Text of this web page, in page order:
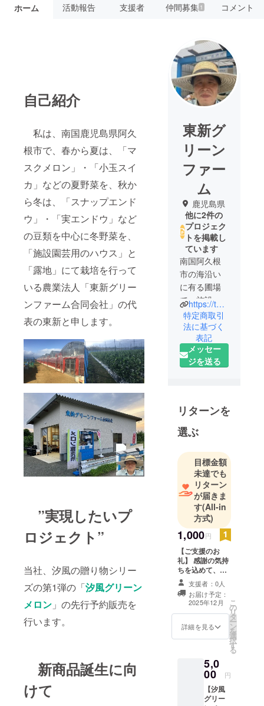
ホーム 活動報告 支援者 仲間募集 1 コメント
自己紹介
私は、南国鹿児島県阿久
根市で、春から夏は、「マ
スクメロン」・「小玉スイ
カ」などの夏野菜を、秋か
ら冬は、「スナップエンド
ウ」・「実エンドウ」など
の豆類を中心に冬野菜を、
「施設園芸用のハウス」と
「露地」にて栽培を行って
いる農業法人「東新グリー
ンファーム合同会社」の代
表の東新と申します。
”実現したいプ
ロジェクト”
当社、汐風の贈り物シリー
ズの第1弾の「汐風グリーン
メロン 」の先行予約販売を
行います。
新商品誕生に向
けて
東新グ
リーン
ファー
ム
鹿児島県
他に2件の
プロジェク
トを掲載し
ています
南国阿久根
市の海沿い
に有る圃場
で、施設園
芸用ハウス
では、夏は
「メロン・
スイカ」
他、冬は
実エンド
ウ」他を、
露地では、
ウ・カボ
チャ・ニン
ニク・オク
ラ」他の野
菜を栽培し
ている、農
業法人で
す。
https://tgf0177.stars.ne.jp/
特定商取引
法に基づく
表記
メッセー
ジを送る
リターンを
選ぶ
目標金額
未達でも
リターン
が届きま
す(All-in
方式)
1,000円
【ご支援のお
礼】 感謝の気持
ちを込めて、お
礼のメッセージ
をお送りしま
す。
支援者：0人
お届け予定：
2025年12月
詳細を見る
こ
の
リ
タ
ー
ン
を
選
択
す
る
5,0
00 円
【汐風
グリー